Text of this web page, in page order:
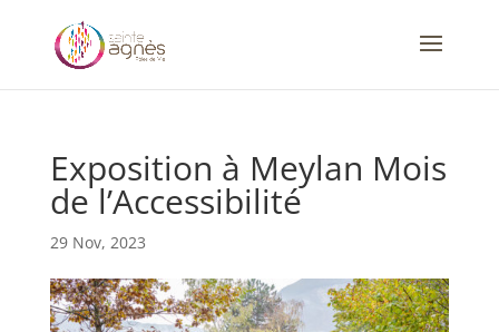
Exposition à Meylan Mois
de l’Accessibilité
29 Nov, 2023